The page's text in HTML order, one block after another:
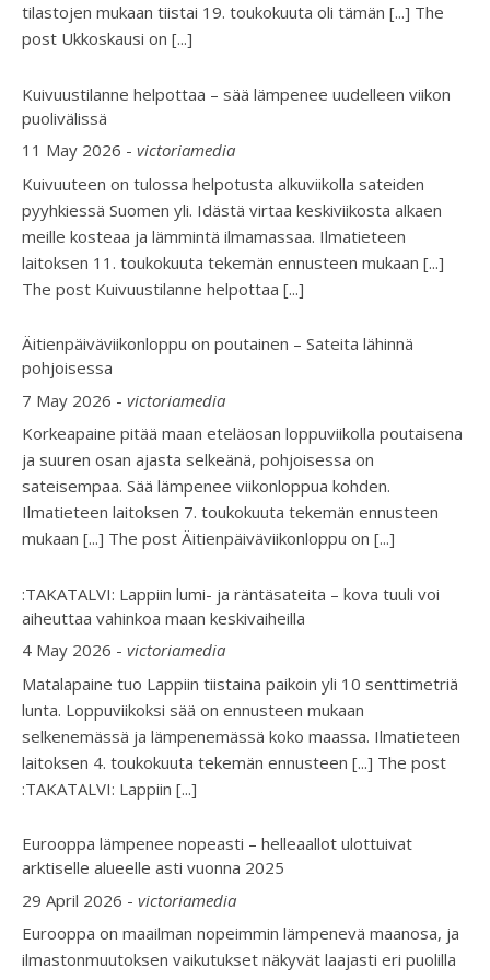
tilastojen mukaan tiistai 19. toukokuuta oli tämän [...] The
post Ukkoskausi on [...]
Kuivuustilanne helpottaa – sää lämpenee uudelleen viikon
puolivälissä
11 May 2026 - victoriamedia
Kuivuuteen on tulossa helpotusta alkuviikolla sateiden
pyyhkiessä Suomen yli. Idästä virtaa keskiviikosta alkaen
meille kosteaa ja lämmintä ilmamassaa. Ilmatieteen
laitoksen 11. toukokuuta tekemän ennusteen mukaan [...]
The post Kuivuustilanne helpottaa [...]
Äitienpäiväviikonloppu on poutainen – Sateita lähinnä
pohjoisessa
7 May 2026 - victoriamedia
Korkeapaine pitää maan eteläosan loppuviikolla poutaisena
ja suuren osan ajasta selkeänä, pohjoisessa on
sateisempaa. Sää lämpenee viikonloppua kohden.
Ilmatieteen laitoksen 7. toukokuuta tekemän ennusteen
mukaan [...] The post Äitienpäiväviikonloppu on [...]
:TAKATALVI: Lappiin lumi- ja räntäsateita – kova tuuli voi
aiheuttaa vahinkoa maan keskivaiheilla
4 May 2026 - victoriamedia
Matalapaine tuo Lappiin tiistaina paikoin yli 10 senttimetriä
lunta. Loppuviikoksi sää on ennusteen mukaan
selkenemässä ja lämpenemässä koko maassa. Ilmatieteen
laitoksen 4. toukokuuta tekemän ennusteen [...] The post
:TAKATALVI: Lappiin [...]
Eurooppa lämpenee nopeasti – helleaallot ulottuivat
arktiselle alueelle asti vuonna 2025
29 April 2026 - victoriamedia
Eurooppa on maailman nopeimmin lämpenevä maanosa, ja
ilmastonmuutoksen vaikutukset näkyvät laajasti eri puolilla